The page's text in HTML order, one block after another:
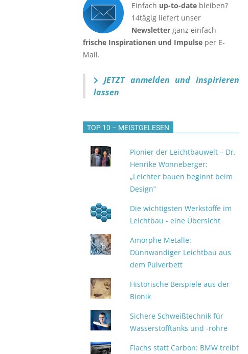
Einfach up-to-date bleiben?
14tägig liefert unser
Newsletter ganz einfach
frische Inspirationen und Impulse per E-
Mail.
JETZT anmelden und inspirieren
lassen
TOP 10 – MEISTGELESEN
Pionier der Leichtbauwelt – Dr.
Henrike Wonneberger:
„Leichter bauen beginnt beim
Design“
Die wichtigsten Werkstoffe im
Leichtbau - eine Übersicht
Amorphe Metalle:
Dünnwandiger Leichtbau aus
dem Pulverbett
Historische Beispiele aus der
Bionik
Sichere Schweißtechnik für
Wasserstofftanks und -rohre
Flachs statt Carbon: BMW treibt